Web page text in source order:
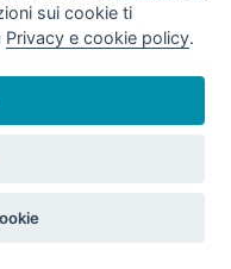
III
sui cookie ti
Privacy e cookie policy.